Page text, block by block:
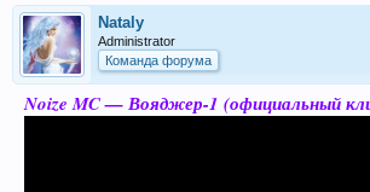
Nataly
Administrator
Команда форума
Noize MC — Вояджер-1 (официальный